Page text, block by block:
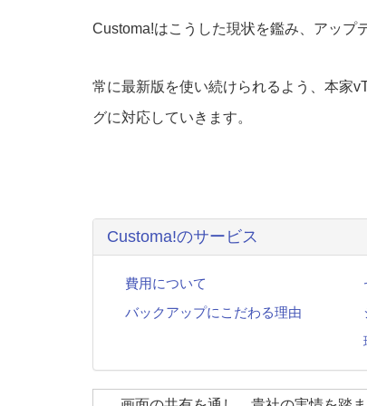
Customa!はこうした現状を鑑み、アップ
常に最新版を使い続けられるよう、本家
グに対応していきます。
Customa!のサービス
費用について
バックアップにこだわる理由